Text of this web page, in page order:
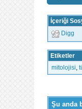
İçeriği
Digg
Etiketler
mitolojisi
Şu anda